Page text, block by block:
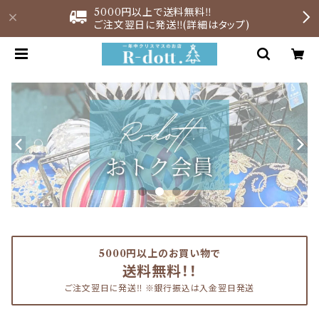
5000円以上で送料無料‼︎
ご注文翌日に発送‼︎(詳細はタップ)
5000円以上のお買い物で
送料無料！！
ご注文翌日に発送‼︎ ※銀行振込は入金翌日発送